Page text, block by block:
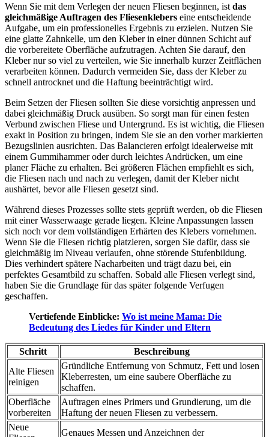
Wenn Sie mit dem Verlegen der neuen Fliesen beginnen, ist das
gleichmäßige Auftragen des Fliesenklebers eine entscheidende
Aufgabe, um ein professionelles Ergebnis zu erzielen. Nutzen Sie
eine glatte Zahnkelle, um den Kleber in einer dünnen Schicht auf
die vorbereitete Oberfläche aufzutragen. Achten Sie darauf, den
Kleber nur so viel zu verteilen, wie Sie innerhalb kurzer Zeitflächen
verarbeiten können. Dadurch vermeiden Sie, dass der Kleber zu
schnell antrocknet und die Haftung beeinträchtigt wird.
Beim Setzen der Fliesen sollten Sie diese vorsichtig anpressen und
dabei gleichmäßig Druck ausüben. So sorgt man für einen festen
Verbund zwischen Fliese und Untergrund. Es ist wichtig, die Fliesen
exakt in Position zu bringen, indem Sie sie an den vorher markierten
Bezugslinien ausrichten. Das Balancieren erfolgt idealerweise mit
einem Gummihammer oder durch leichtes Andrücken, um eine
planer Fläche zu erhalten. Bei größeren Flächen empfiehlt es sich,
die Fliesen nach und nach zu verlegen, damit der Kleber nicht
aushärtet, bevor alle Fliesen gesetzt sind.
Während dieses Prozesses sollte stets geprüft werden, ob die Fliesen
mit einer Wasserwaage gerade liegen. Kleine Anpassungen lassen
sich noch vor dem vollständigen Erhärten des Klebers vornehmen.
Wenn Sie die Fliesen richtig platzieren, sorgen Sie dafür, dass sie
gleichmäßig im Niveau verlaufen, ohne störende Stufenbildung.
Dies verhindert spätere Nacharbeiten und trägt dazu bei, ein
perfektes Gesamtbild zu schaffen. Sobald alle Fliesen verlegt sind,
haben Sie die Grundlage für das später folgende Verfugen
geschaffen.
Vertiefende Einblicke: Wo ist meine Mama: Die
Bedeutung des Liedes für Kinder und Eltern
Schritt
Beschreibung
Alte Fliesen
reinigen
Gründliche Entfernung von Schmutz, Fett und losen
Kleberresten, um eine saubere Oberfläche zu
schaffen.
Oberfläche
vorbereiten
Auftragen eines Primers und Grundierung, um die
Haftung der neuen Fliesen zu verbessern.
Neue
Genaues Messen und Anzeichnen der